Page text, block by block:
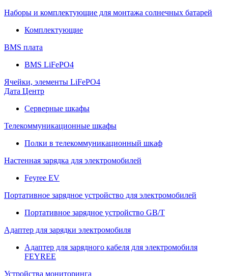
Наборы и комплектующие для монтажа солнечных батарей
Комплектующие
BMS плата
BMS LiFePO4
Ячейки, элементы LiFePO4
Дата Центр
Серверные шкафы
Телекоммуникационные шкафы
Полки в телекоммуникационный шкаф
Настенная зарядка для электромобилей
Feyree EV
Портативное зарядное устройство для электромобилей
Портативное зарядное устройство GB/T
Адаптер для зарядки электромобиля
Адаптер для зарядного кабеля для электромобиля
FEYREE
Устройства мониторинга